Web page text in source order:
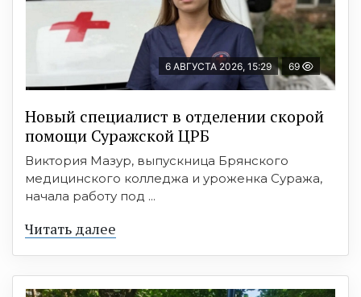
6 АВГУСТА 2026, 15:29 69
Новый специалист в отделении скорой
помощи Суражской ЦРБ
Виктория Мазур, выпускница Брянского
медицинского колледжа и уроженка Суража,
начала работу под ...
Читать далее